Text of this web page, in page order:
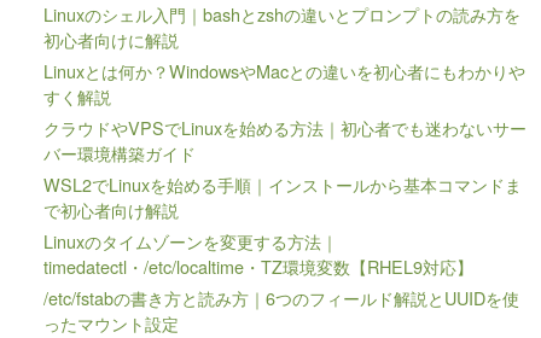
Linuxのシェル入門｜bashとzshの違いとプロンプトの読み方を
初心者向けに解説
Linuxとは何か？WindowsやMacとの違いを初心者にもわかりや
すく解説
クラウドやVPSでLinuxを始める方法｜初心者でも迷わないサー
バー環境構築ガイド
WSL2でLinuxを始める手順｜インストールから基本コマンドま
で初心者向け解説
Linuxのタイムゾーンを変更する方法｜
timedatectl・/etc/localtime・TZ環境変数【RHEL9対応】
/etc/fstabの書き方と読み方｜6つのフィールド解説とUUIDを使
ったマウント設定